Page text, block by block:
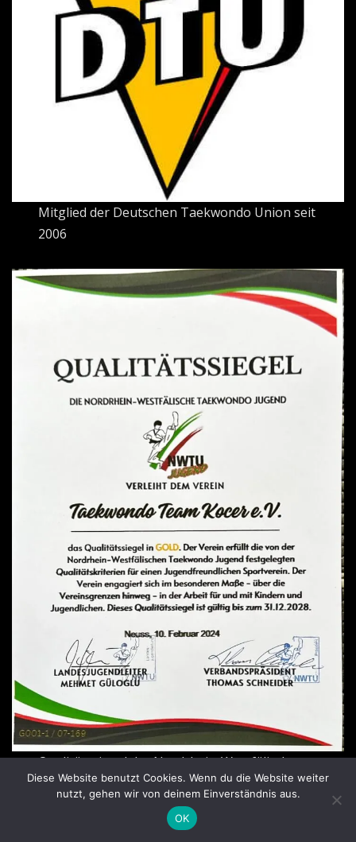
Mitglied der Deutschen Taekwondo Union seit
2006
Qualitätssiegel der Nordrhein-Westfälischen
Taekwondo Jugend
Diese Website benutzt Cookies. Wenn du die Website weiter
nutzt, gehen wir von deinem Einverständnis aus.
OK